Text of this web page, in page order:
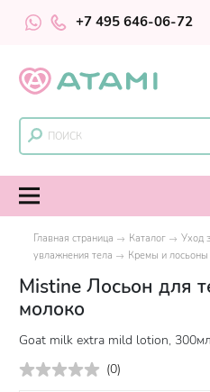
+7 495 646-06-72
Главная страница Каталог Уход
увлажнения тела
Кремы и лосьоны
Mistine Лосьон для
молоко
Goat milk extra mild lotion,
(0)